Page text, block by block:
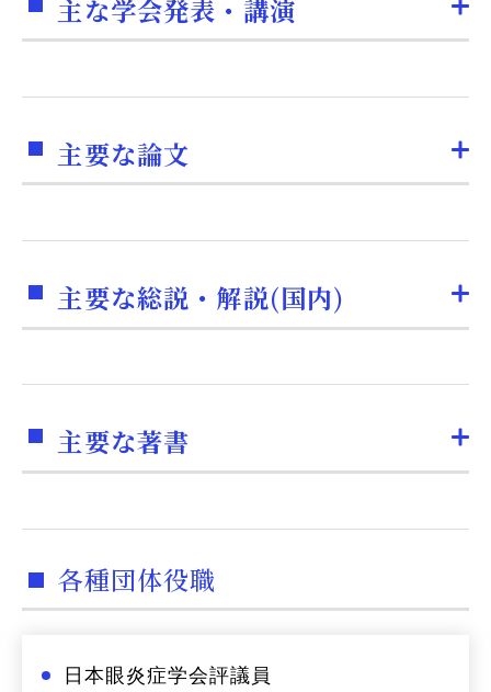
主な学会発表・講演
主要な論文
主要な総説・解説(国内)
主要な著書
各種団体役職
日本眼炎症学会評議員